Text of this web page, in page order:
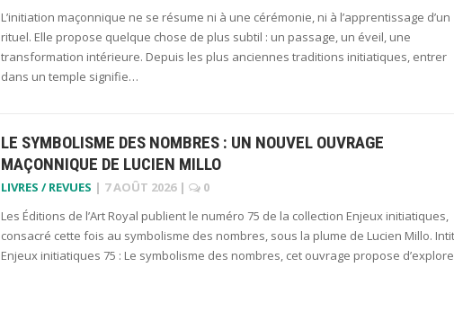
L’initiation maçonnique ne se résume ni à une cérémonie, ni à l’apprentissage d’un
rituel. Elle propose quelque chose de plus subtil : un passage, un éveil, une
transformation intérieure. Depuis les plus anciennes traditions initiatiques, entrer
dans un temple signifie…
LE SYMBOLISME DES NOMBRES : UN NOUVEL OUVRAGE
MAÇONNIQUE DE LUCIEN MILLO
LIVRES / REVUES | 7 AOÛT 2026 |
0
Les Éditions de l’Art Royal publient le numéro 75 de la collection Enjeux initiatiques,
consacré cette fois au symbolisme des nombres, sous la plume de Lucien Millo.
Enjeux initiatiques 75 : Le symbolisme des nombres, cet ouvrage propose